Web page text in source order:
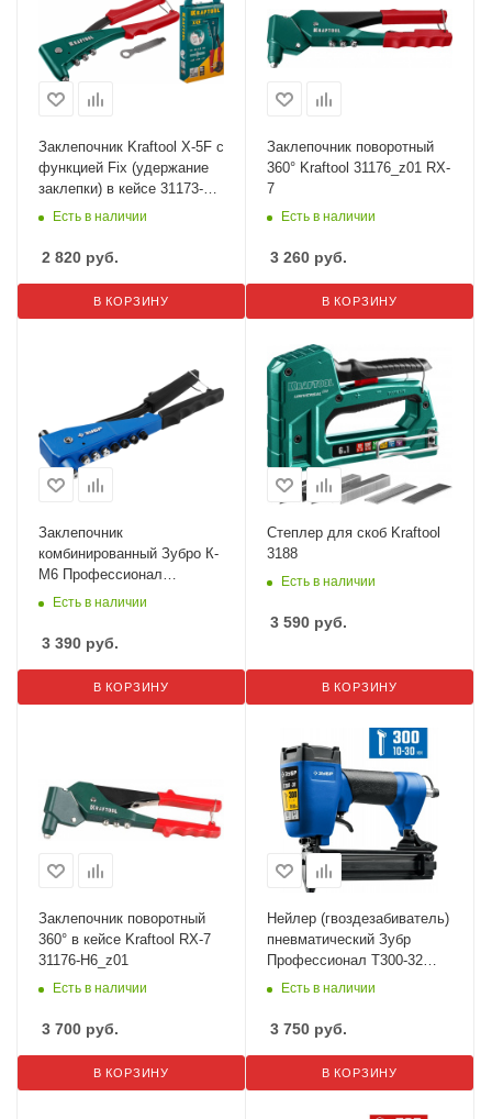
Заклепочник Kraftool X-5F с
функцией Fix (удержание
заклепки) в кейсе 31173-
H6_z01
Есть в наличии
2 820 руб.
В КОРЗИНУ
Заклепочник поворотный
360° Kraftool 31176_z01 RX-
7
Есть в наличии
3 260 руб.
В КОРЗИНУ
Заклепочник
комбинированный Зубро К-
М6 Профессионал
31196_z01
Есть в наличии
3 390 руб.
В КОРЗИНУ
Степлер для скоб Kraftool
3188
Есть в наличии
3 590 руб.
В КОРЗИНУ
Заклепочник поворотный
360° в кейсе Kraftool RX-7
31176-H6_z01
Есть в наличии
3 700 руб.
В КОРЗИНУ
Нейлер (гвоздезабиватель)
пневматический Зубр
Профессионал Т300-32
гвозди тип 300 31932
Есть в наличии
3 750 руб.
В КОРЗИНУ